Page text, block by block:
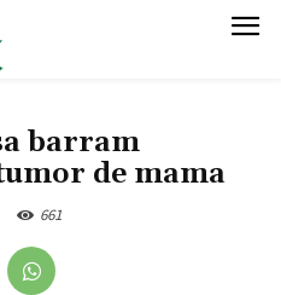
barram
de mama
661